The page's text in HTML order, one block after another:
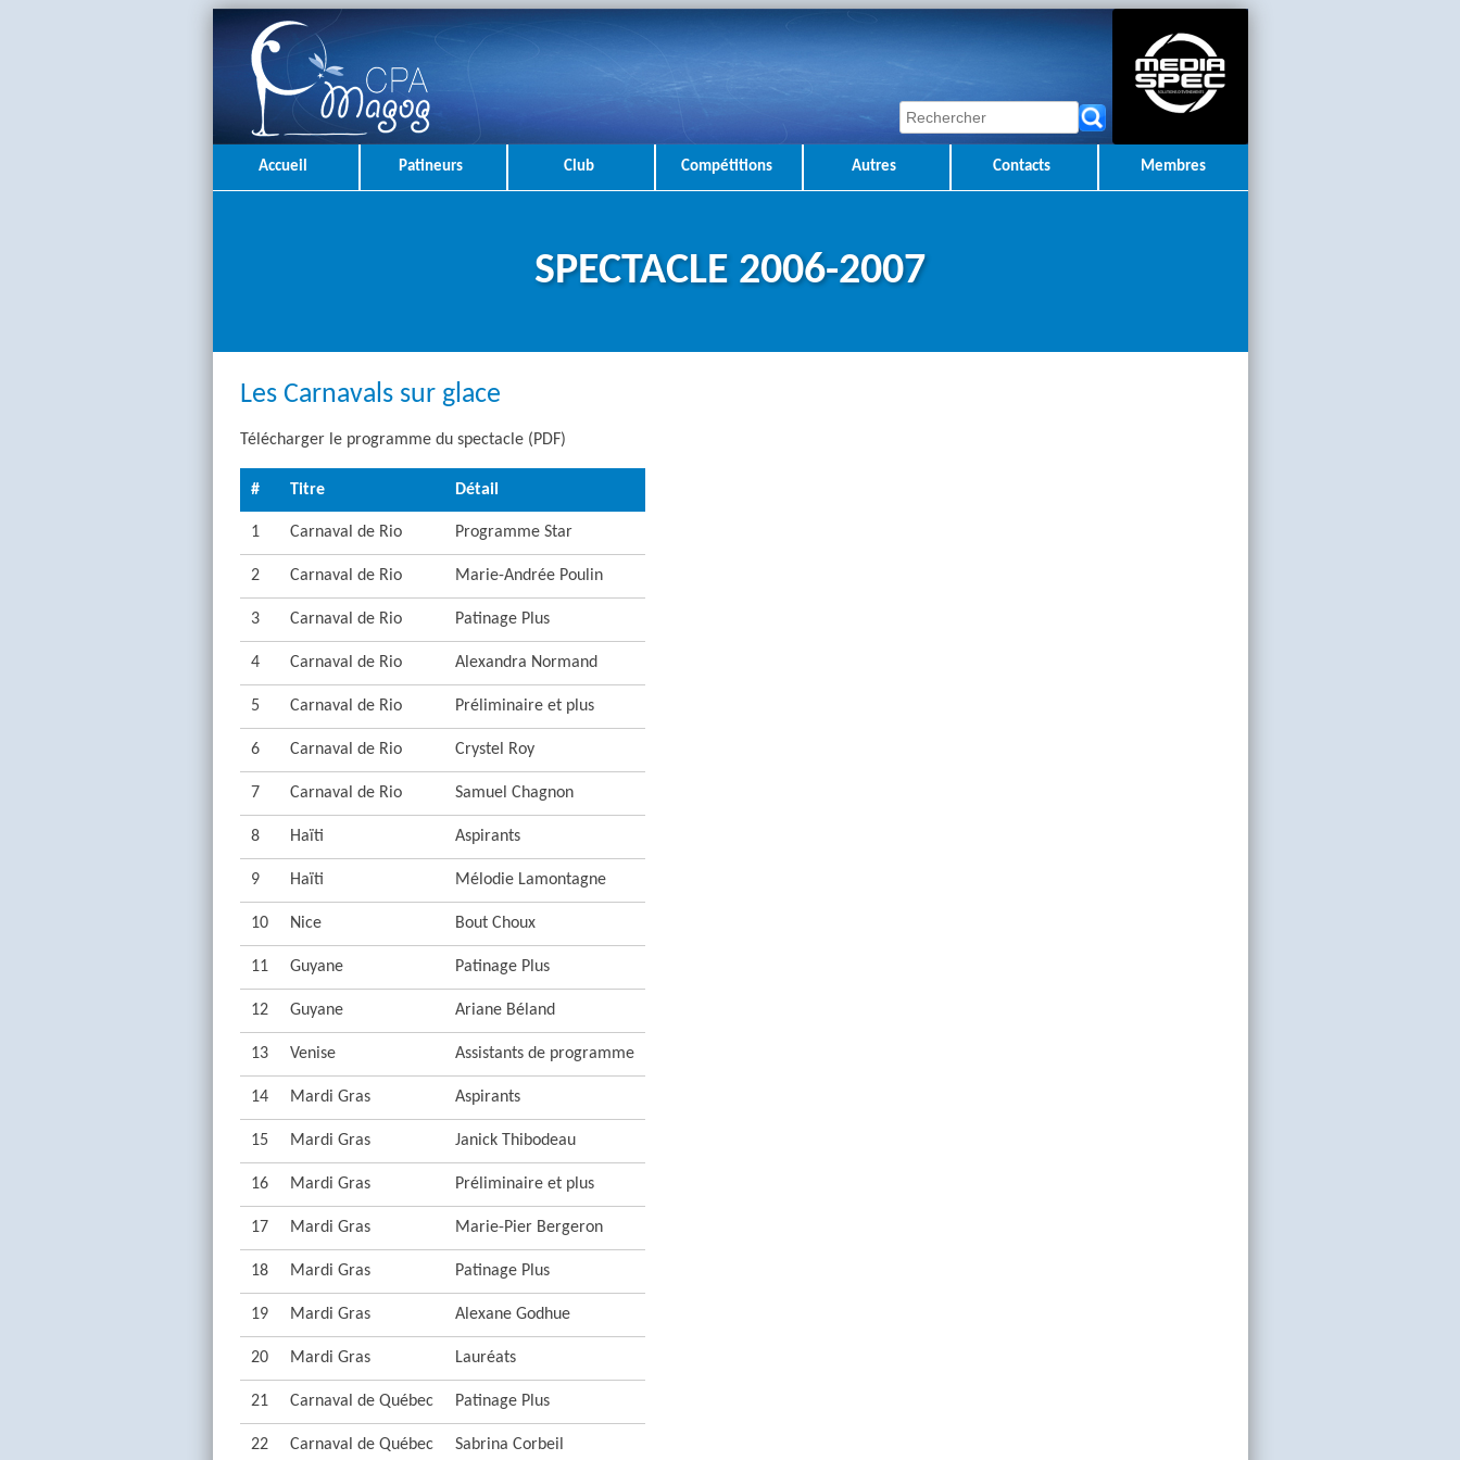
Accueil Patineurs Club Compétitions Autres Contacts Membres
SPECTACLE 2006-2007
Les Carnavals sur glace
Télécharger le programme du spectacle (PDF)
# Titre Détail
1 Carnaval de Rio Programme Star
2 Carnaval de Rio Marie-Andrée Poulin
3 Carnaval de Rio Patinage Plus
4 Carnaval de Rio Alexandra Normand
5 Carnaval de Rio Préliminaire et plus
6 Carnaval de Rio Crystel Roy
7 Carnaval de Rio Samuel Chagnon
8 Haïti Aspirants
9 Haïti Mélodie Lamontagne
10 Nice Bout Choux
11 Guyane Patinage Plus
12 Guyane Ariane Béland
13 Venise Assistants de programme
14 Mardi Gras Aspirants
15 Mardi Gras Janick Thibodeau
16 Mardi Gras Préliminaire et plus
17 Mardi Gras Marie-Pier Bergeron
18 Mardi Gras Patinage Plus
19 Mardi Gras Alexane Godhue
20 Mardi Gras Lauréats
21 Carnaval de Québec Patinage Plus
22 Carnaval de Québec Sabrina Corbeil